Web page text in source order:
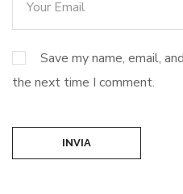
Save my name, email,
the next time I comment.
INVIA